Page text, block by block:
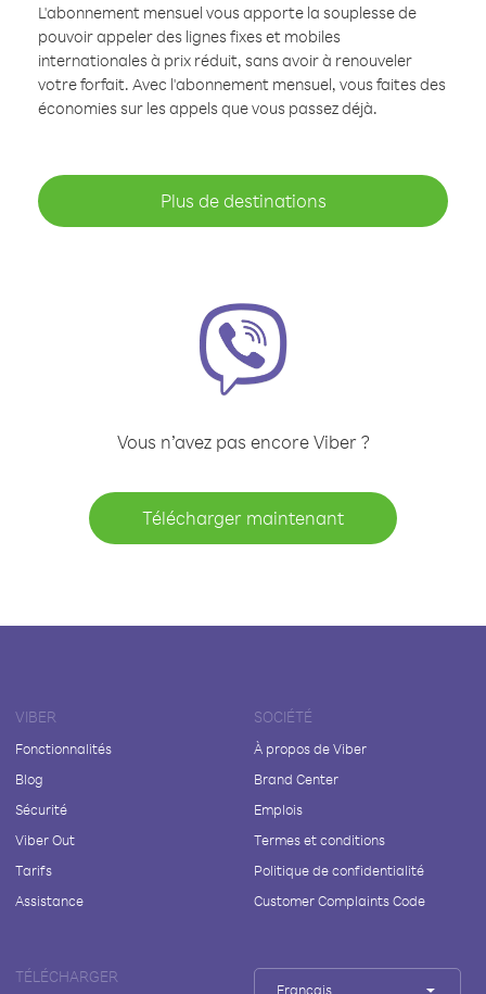
L'abonnement mensuel vous apporte la souplesse de
pouvoir appeler des lignes fixes et mobiles
internationales à prix réduit, sans avoir à renouveler
votre forfait. Avec l'abonnement mensuel, vous faites des
économies sur les appels que vous passez déjà.
Plus de destinations
Vous n’avez pas encore Viber ?
Télécharger maintenant
VIBER
Fonctionnalités
Blog
Sécurité
Viber Out
Tarifs
Assistance
SOCIÉTÉ
À propos de Viber
Brand Center
Emplois
Termes et conditions
Politique de confidentialité
Customer Complaints Code
TÉLÉCHARGER
Français